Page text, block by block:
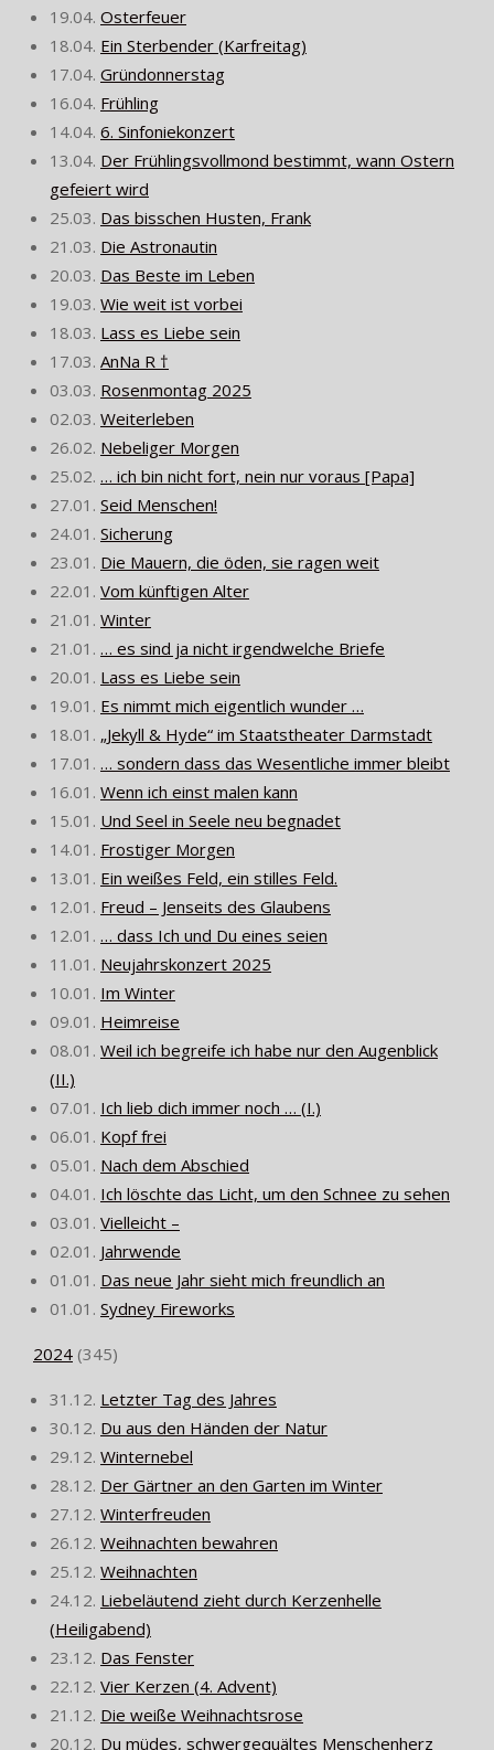
19.04. Osterfeuer
18.04. Ein Sterbender (Karfreitag)
17.04. Gründonnerstag
16.04. Frühling
14.04. 6. Sinfoniekonzert
13.04. Der Frühlingsvollmond bestimmt, wann Ostern
gefeiert wird
25.03. Das bisschen Husten, Frank
21.03. Die Astronautin
20.03. Das Beste im Leben
19.03. Wie weit ist vorbei
18.03. Lass es Liebe sein
17.03. AnNa R †
03.03. Rosenmontag 2025
02.03. Weiterleben
26.02. Nebeliger Morgen
25.02. … ich bin nicht fort, nein nur voraus [Papa]
27.01. Seid Menschen!
24.01. Sicherung
23.01. Die Mauern, die öden, sie ragen weit
22.01. Vom künftigen Alter
21.01. Winter
21.01. … es sind ja nicht irgendwelche Briefe
20.01. Lass es Liebe sein
19.01. Es nimmt mich eigentlich wunder …
18.01. „Jekyll & Hyde“ im Staatstheater Darmstadt
17.01. … sondern dass das Wesentliche immer bleibt
16.01. Wenn ich einst malen kann
15.01. Und Seel in Seele neu begnadet
14.01. Frostiger Morgen
13.01. Ein weißes Feld, ein stilles Feld.
12.01. Freud – Jenseits des Glaubens
12.01. … dass Ich und Du eines seien
11.01. Neujahrskonzert 2025
10.01. Im Winter
09.01. Heimreise
08.01. Weil ich begreife ich habe nur den Augenblick
(II.)
07.01. Ich lieb dich immer noch … (I.)
06.01. Kopf frei
05.01. Nach dem Abschied
04.01. Ich löschte das Licht, um den Schnee zu sehen
03.01. Vielleicht –
02.01. Jahrwende
01.01. Das neue Jahr sieht mich freundlich an
01.01. Sydney Fireworks
2024 (345)
31.12. Letzter Tag des Jahres
30.12. Du aus den Händen der Natur
29.12. Winternebel
28.12. Der Gärtner an den Garten im Winter
27.12. Winterfreuden
26.12. Weihnachten bewahren
25.12. Weihnachten
24.12. Liebeläutend zieht durch Kerzenhelle
(Heiligabend)
23.12. Das Fenster
22.12. Vier Kerzen (4. Advent)
21.12. Die weiße Weihnachtsrose
20.12. Du müdes, schwergequältes Menschenherz